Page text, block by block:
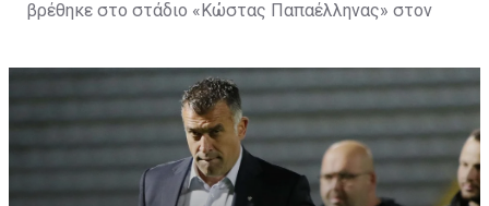
βρέθηκε στο στάδιο «Κώστας Παπαέλληνας» στον
δεύτερο αγώνα της σειράς της Πετρολίνας ΑΕΚ με τον